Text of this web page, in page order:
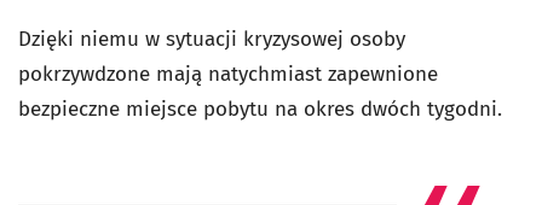
Dzięki niemu w sytuacji kryzysowej osoby
pokrzywdzone mają natychmiast zapewnione
bezpieczne miejsce pobytu na okres dwóch tygodni.